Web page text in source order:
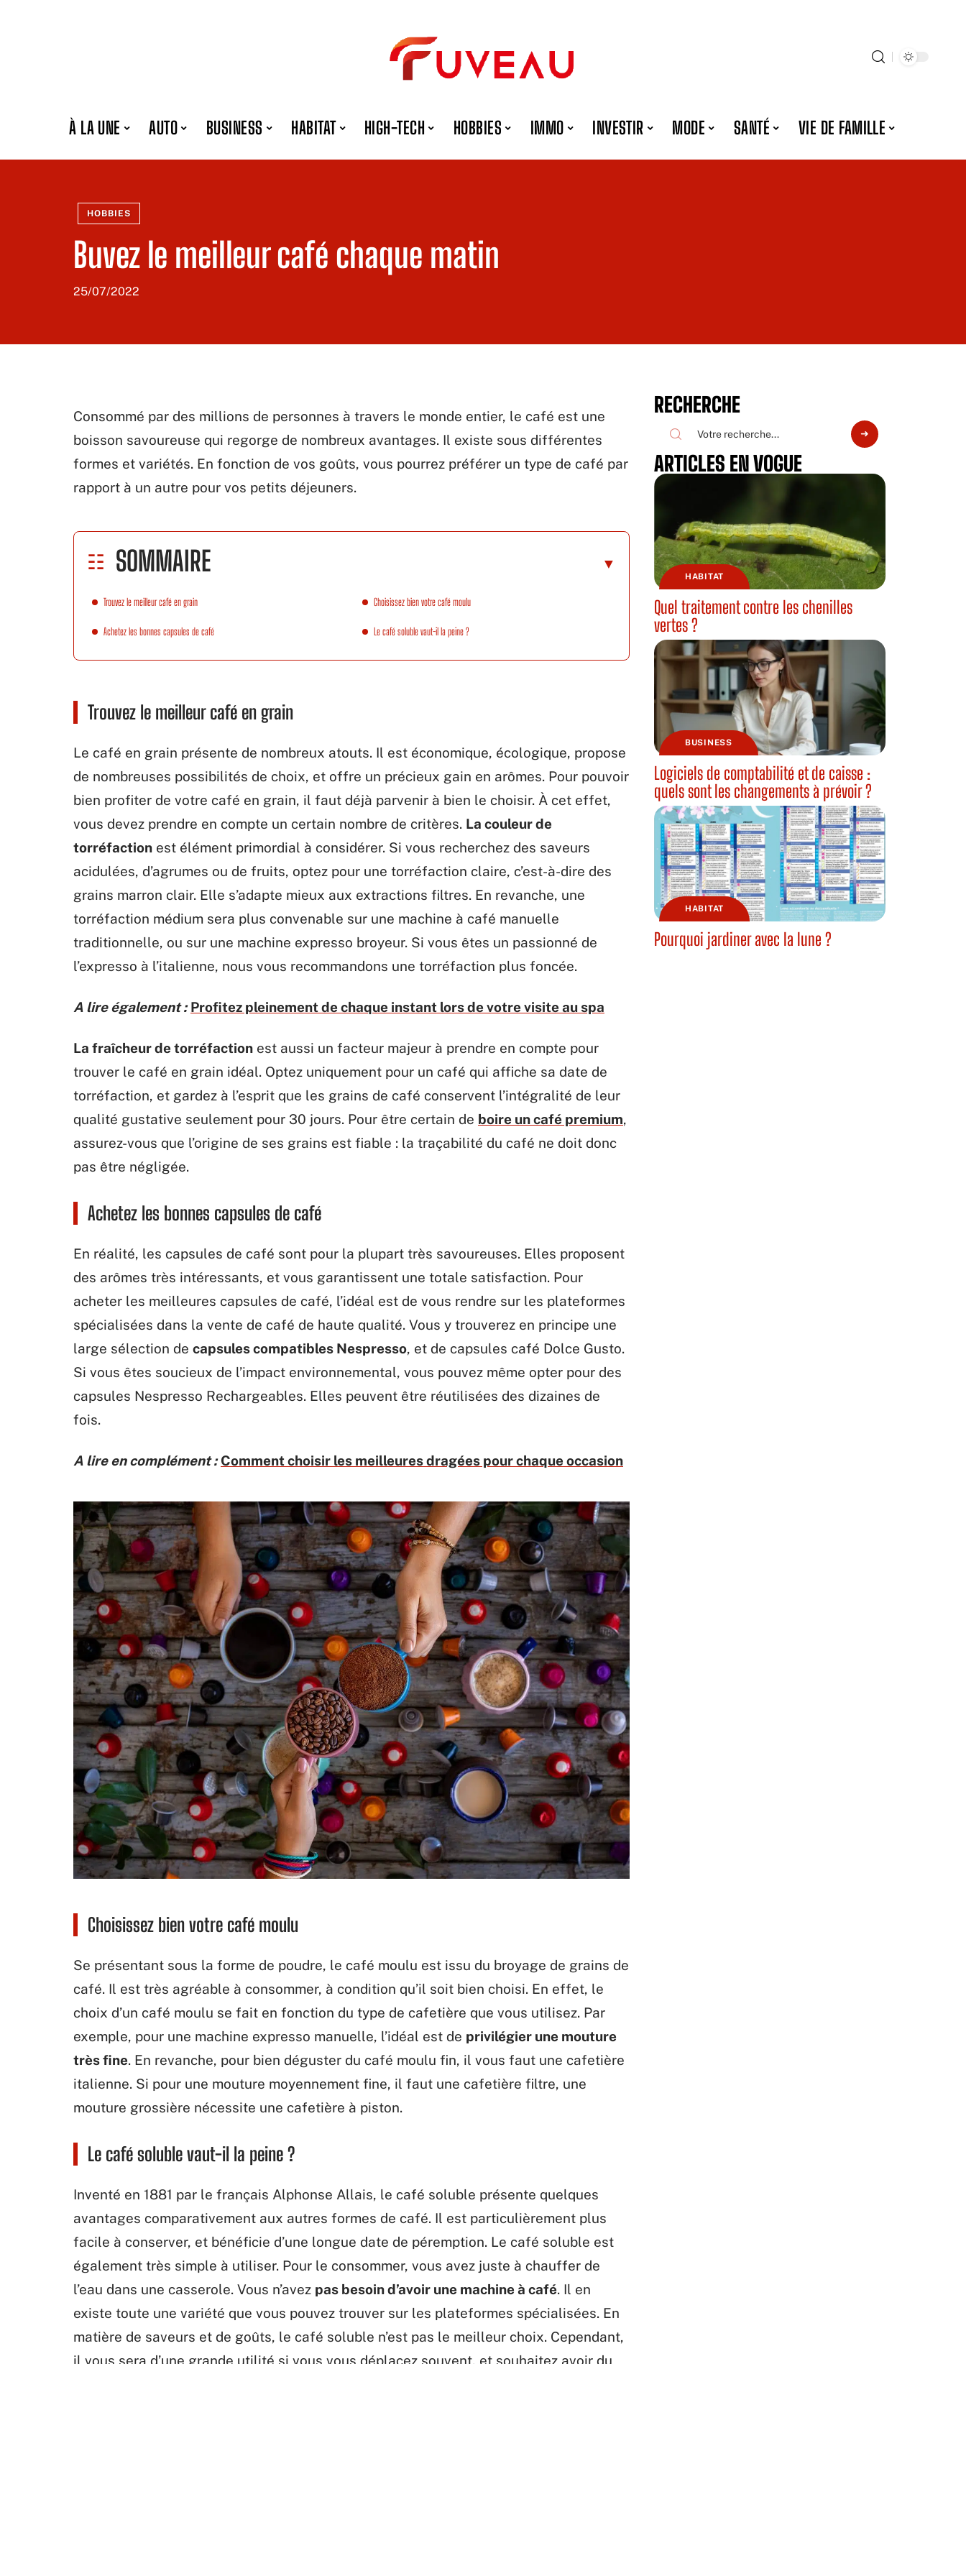
À LA UNE AUTO BUSINESS HABITAT HIGH-TECH HOBBIES IMMO INVESTIR MODE SANTÉ VIE DE FAMILLE
HOBBIES
Buvez le meilleur café chaque matin
25/07/2022
Consommé par des millions de personnes à travers le monde entier, le café est une
boisson savoureuse qui regorge de nombreux avantages. Il existe sous différentes
formes et variétés. En fonction de vos goûts, vous pourrez préférer un type de café par
rapport à un autre pour vos petits déjeuners.
SOMMAIRE
Trouvez le meilleur café en grain
Achetez les bonnes capsules de café
Choisissez bien votre café moulu
Le café soluble vaut-il la peine ?
Trouvez le meilleur café en grain
Le café en grain présente de nombreux atouts. Il est économique, écologique, propose
de nombreuses possibilités de choix, et offre un précieux gain en arômes. Pour pouvoir
bien profiter de votre café en grain, il faut déjà parvenir à bien le choisir. À cet effet,
vous devez prendre en compte un certain nombre de critères. La couleur de
torréfaction est élément primordial à considérer. Si vous recherchez des saveurs
acidulées, d’agrumes ou de fruits, optez pour une torréfaction claire, c’est-à-dire des
grains marron clair. Elle s’adapte mieux aux extractions filtres. En revanche, une
torréfaction médium sera plus convenable sur une machine à café manuelle
traditionnelle, ou sur une machine expresso broyeur. Si vous êtes un passionné de
l’expresso à l’italienne, nous vous recommandons une torréfaction plus foncée.
A lire également : Profitez pleinement de chaque instant lors de votre visite au spa
La fraîcheur de torréfaction est aussi un facteur majeur à prendre en compte pour
trouver le café en grain idéal. Optez uniquement pour un café qui affiche sa date de
torréfaction, et gardez à l’esprit que les grains de café conservent l’intégralité de leur
qualité gustative seulement pour 30 jours. Pour être certain de boire un café premium,
assurez-vous que l’origine de ses grains est fiable : la traçabilité du café ne doit donc
pas être négligée.
Achetez les bonnes capsules de café
En réalité, les capsules de café sont pour la plupart très savoureuses. Elles proposent
des arômes très intéressants, et vous garantissent une totale satisfaction. Pour
acheter les meilleures capsules de café, l’idéal est de vous rendre sur les plateformes
spécialisées dans la vente de café de haute qualité. Vous y trouverez en principe une
large sélection de capsules compatibles Nespresso, et de capsules café Dolce Gusto.
Si vous êtes soucieux de l’impact environnemental, vous pouvez même opter pour des
capsules Nespresso Rechargeables. Elles peuvent être réutilisées des dizaines de
fois.
A lire en complément : Comment choisir les meilleures dragées pour chaque occasion
Choisissez bien votre café moulu
Se présentant sous la forme de poudre, le café moulu est issu du broyage de grains de
café. Il est très agréable à consommer, à condition qu’il soit bien choisi. En effet, le
choix d’un café moulu se fait en fonction du type de cafetière que vous utilisez. Par
exemple, pour une machine expresso manuelle, l’idéal est de privilégier une mouture
très fine. En revanche, pour bien déguster du café moulu fin, il vous faut une cafetière
italienne. Si pour une mouture moyennement fine, il faut une cafetière filtre, une
mouture grossière nécessite une cafetière à piston.
Le café soluble vaut-il la peine ?
Inventé en 1881 par le français Alphonse Allais, le café soluble présente quelques
avantages comparativement aux autres formes de café. Il est particulièrement plus
facile à conserver, et bénéficie d’une longue date de péremption. Le café soluble est
également très simple à utiliser. Pour le consommer, vous avez juste à chauffer de
l’eau dans une casserole. Vous n’avez pas besoin d’avoir une machine à café. Il en
existe toute une variété que vous pouvez trouver sur les plateformes spécialisées. En
matière de saveurs et de goûts, le café soluble n’est pas le meilleur choix. Cependant,
il vous sera d’une grande utilité si vous vous déplacez souvent, et souhaitez avoir du
RECHERCHE
ARTICLES EN VOGUE
HABITAT
Quel traitement contre les chenilles
vertes ?
BUSINESS
Logiciels de comptabilité et de caisse :
quels sont les changements à prévoir ?
HABITAT
Pourquoi jardiner avec la lune ?